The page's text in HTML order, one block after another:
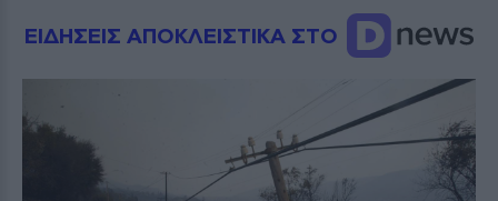
ΕΙΔΗΣΕΙΣ ΑΠΟΚΛΕΙΣΤΙΚΑ ΣΤΟ